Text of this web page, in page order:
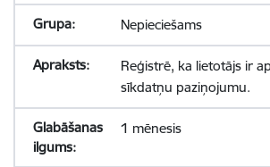
Nepieciešams
Reģistrē, ka lietotājs ir
sīkdatņu paziņojumu.
1 mēnesis